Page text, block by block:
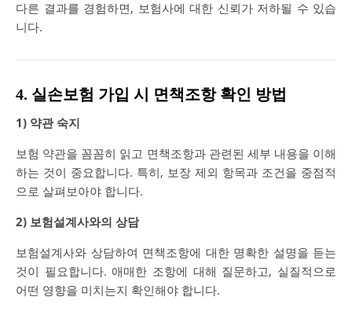
다른 결과를 경험하면, 보험사에 대한 신뢰가 저하될 수 있습
니다.
4. 실손보험 가입 시 면책조항 확인 방법
1) 약관 숙지
보험 약관을 꼼꼼히 읽고 면책조항과 관련된 세부 내용을 이해
하는 것이 중요합니다. 특히, 보장 제외 항목과 조건을 중점적
으로 살펴보아야 합니다.
2) 보험설계사와의 상담
보험설계사와 상담하여 면책조항에 대한 명확한 설명을 듣는
것이 필요합니다. 애매한 조항에 대해 질문하고, 실질적으로
어떤 영향을 미치는지 확인해야 합니다.